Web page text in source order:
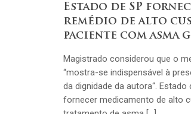
Estado de SP
remédio de alto
paciente com asma
Magistrado considerou que o
“mostra-se indispensável à
da dignidade da autora“. Estado
fornecer medicamento de alto